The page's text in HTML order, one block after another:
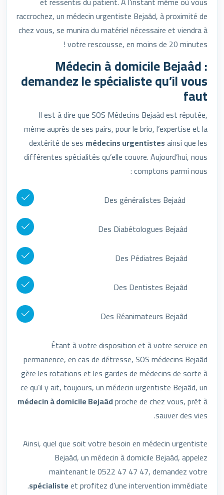
raccrochez, un médecin urgentiste Bejaâd, à proximité de
chez vous, se munira du matériel nécessaire et viendra à
votre rescousse, en moins de 20 minutes !
Médecin à domicile Bejaâd :
demandez le spécialiste qu’il vous
faut
Il est à dire que SOS Médecins Bejaâd est réputée,
même auprès de ses pairs, pour le brio, l’expertise et la
dextérité de ses médecins urgentistesainsi que les
différentes spécialités qu’elle couvre. Aujourd’hui, nous
comptons parmi nous :
Des Diabétologues Bejaâd
Des Pédiatres Bejaâd
Des Dentistes Bejaâd
Des Réanimateurs Bejaâd
Étant à votre disposition et à votre service en
permanence, en cas de détresse, SOS médecins Bejaâd
gère les rotations et les gardes de médecins de sorte à
ce qu’il y ait, toujours, un médecin urgentiste Bejaâd, un
médecin à domicile Bejaâdproche de chez vous, prêt à
sauver des vies.
Ainsi, quel que soit votre besoin en médecin urgentiste
Bejaâd, un médecin à domicile Bejaâd, appelez
maintenant le 0522 47 47 47, demandez votre
spécialisteet profitez d’une intervention immédiate.